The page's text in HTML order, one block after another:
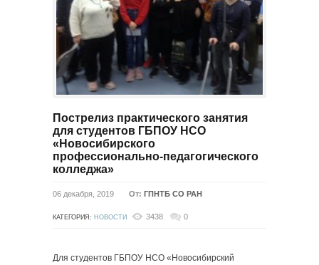
Пострелиз практического занятия
для студентов ГБПОУ НСО
«Новосибирского
профессионально-педагогического
колледжа»
06 декабря, 2019 От: ГПНТБ СО РАН
КАТЕГОРИЯ: НОВОСТИ 3438 0
Для студентов ГБПОУ НСО «Новосибирский